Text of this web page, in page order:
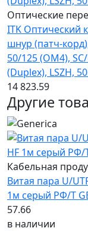
Оптические
ITK Оптический
шнур (патч-
50/125 (OM4),
(Duplex), LSZH,
14 823.59
Другие
Кабельная
Витая пара U/
1м серый РФ/Т
57.66
в наличии